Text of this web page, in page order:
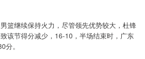
篮继续保持火力，尽管领先优势较大，杜锋
该节得分减少，16-10，半场结束时，广东
分。